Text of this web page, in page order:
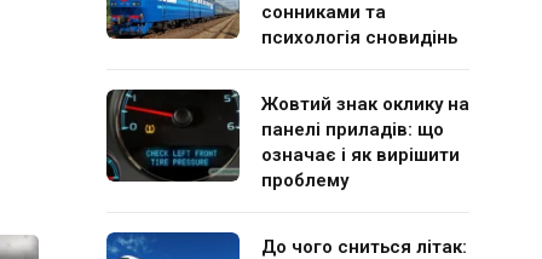
сонниками та
психологія сновидінь
Жовтий знак оклику на
панелі приладів: що
означає і як вирішити
проблему
До чого сниться літак: